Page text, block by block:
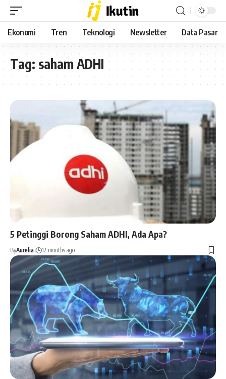
Ekonomi Tren Teknologi Newsletter Data Pasar
Tag: saham ADHI
5 Petinggi Borong Saham ADHI, Ada Apa?
ByAurelia 12 months ago